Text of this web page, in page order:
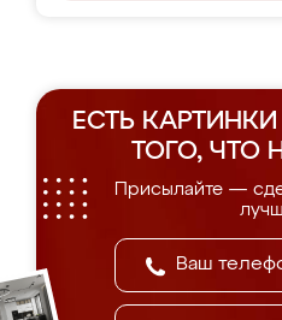
ЕСТЬ
ТОГО, ЧТО
Присылайте —